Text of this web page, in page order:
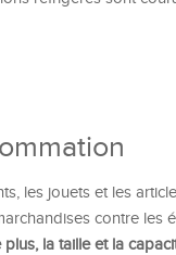
les jouets et les
contre les
plus, la taille et la